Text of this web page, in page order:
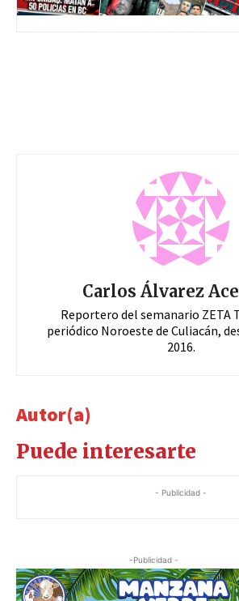
Carlos Álvarez
Reportero del semanario ZETA
periódico Noroeste de Culiacán,
2016.
Autor(a)
Puede interesarte
- Publicidad -
-Publicidad -